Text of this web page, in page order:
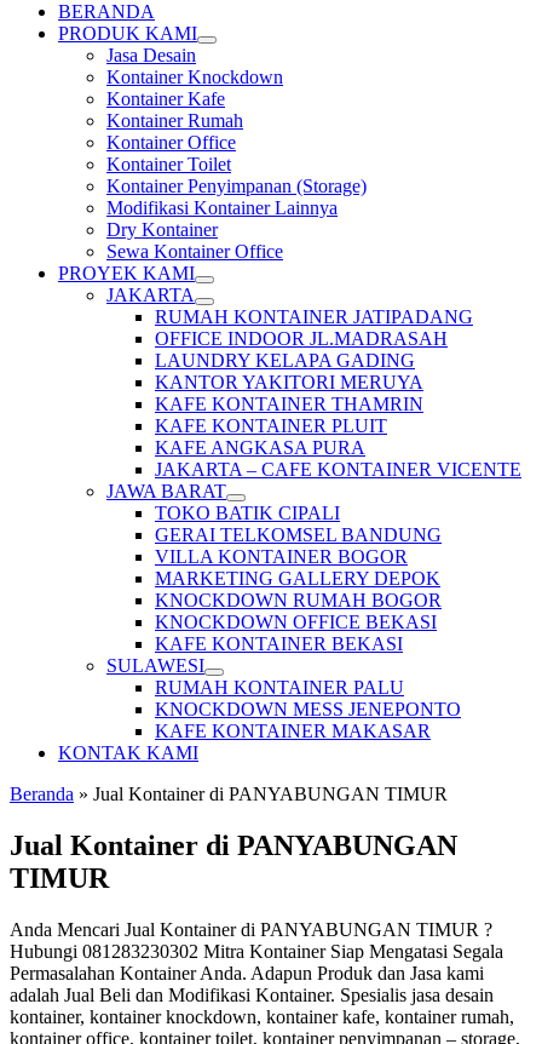
BERANDA
PRODUK KAMI
Jasa Desain
Kontainer Knockdown
Kontainer Kafe
Kontainer Rumah
Kontainer Office
Kontainer Toilet
Kontainer Penyimpanan (Storage)
Modifikasi Kontainer Lainnya
Dry Kontainer
Sewa Kontainer Office
PROYEK KAMI
JAKARTA
RUMAH KONTAINER JATIPADANG
OFFICE INDOOR JL.MADRASAH
LAUNDRY KELAPA GADING
KANTOR YAKITORI MERUYA
KAFE KONTAINER THAMRIN
KAFE KONTAINER PLUIT
KAFE ANGKASA PURA
JAKARTA – CAFE KONTAINER VICENTE
JAWA BARAT
TOKO BATIK CIPALI
GERAI TELKOMSEL BANDUNG
VILLA KONTAINER BOGOR
MARKETING GALLERY DEPOK
KNOCKDOWN RUMAH BOGOR
KNOCKDOWN OFFICE BEKASI
KAFE KONTAINER BEKASI
SULAWESI
RUMAH KONTAINER PALU
KNOCKDOWN MESS JENEPONTO
KAFE KONTAINER MAKASAR
KONTAK KAMI
Beranda » Jual Kontainer di PANYABUNGAN TIMUR
Jual Kontainer di PANYABUNGAN
TIMUR
Anda Mencari Jual Kontainer di PANYABUNGAN TIMUR ?
Hubungi 081283230302 Mitra Kontainer Siap Mengatasi Segala
Permasalahan Kontainer Anda. Adapun Produk dan Jasa kami
adalah Jual Beli dan Modifikasi Kontainer. Spesialis jasa desain
kontainer, kontainer knockdown, kontainer kafe, kontainer rumah,
kontainer office, kontainer toilet, kontainer penyimpanan – storage,